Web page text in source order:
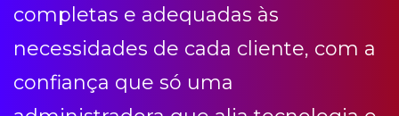
experiência pode proporcionar.
baixe o aplicativo cipa